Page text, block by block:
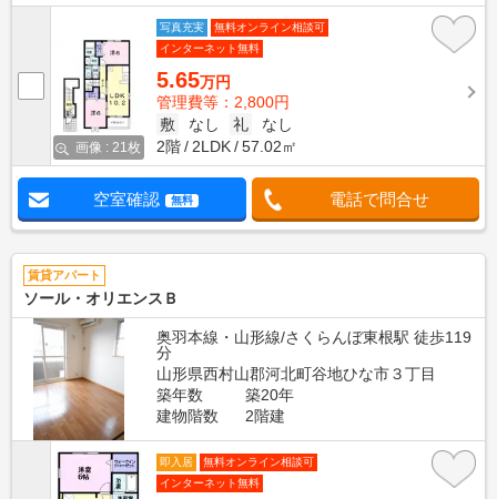
画像 : 21枚
写真充実
無料オンライン相談可
インターネット無料
5.65万円
管理費等：2,800円
敷
なし 礼
なし
2階
2LDK 57.02㎡
空室確認 無料 電話で問合せ
賃貸アパート
ソール・オリエンスＢ
奥羽本線・山形線/さくらんぼ東根駅 徒歩119
分
山形県西村山郡河北町谷地ひな市３丁目
築年数
築20年
建物階数
2階建
即入居
無料オンライン相談可
インターネット無料